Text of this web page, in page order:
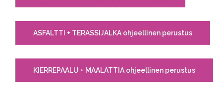
ASFALTTI + TERASSIJALKA ohjeellinen perustus
KIERREPAALU + MAALATTIA ohjeellinen perustus